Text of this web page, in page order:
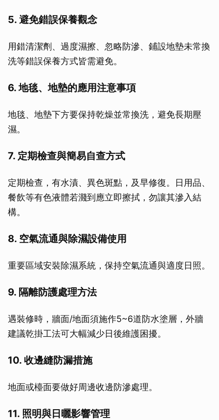
5. 避免錯誤保養觀念
用錯清潔劑、過度濕擦、忽略防滲、鋪設地墊未常換
洗等錯誤保養方式皆需避免。
6. 地毯、地墊的應用注意事項
地毯、地墊下方要保持乾燥並常換洗，避免長期壓
濕。
7. 定期檢查與簡易自查方式
定期檢查，有水漬、異色斑點，及早修復。日用品、
餐飲等有色液體若濺到應立即擦拭，勿讓其滲入結
構。
8. 空氣流通與除濕設備使用
重要區域安裝除濕系統，保持空氣流通與適度日照。
9. 隔離防護處理方法
遇裝修時，牆面/地面須施作5~6道防水塗層，外牆
建議乾掛工法可大幅減少日後維護困擾。
10. 收邊縫防漏措施
地面或檯面要做好周邊收邊防滲處理。
11. 照明與日曬影響管理